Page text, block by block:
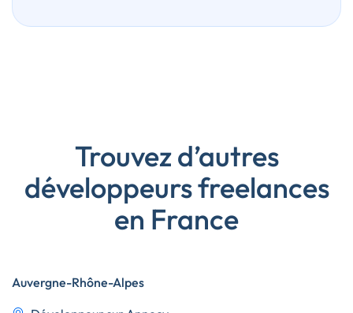
Trouvez d’autres
développeurs freelances
en France
Auvergne-Rhône-Alpes